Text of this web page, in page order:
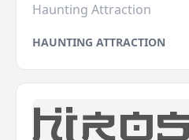
Haunting Attraction
HAUNTING ATTRACTION